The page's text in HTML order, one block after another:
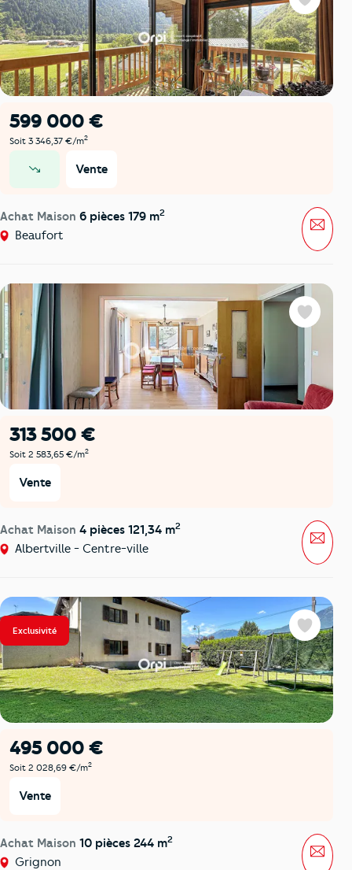
599 000 €
Soit 3 346,37 €/m2
Vente
Achat Maison 6 pièces 179 m2
Beaufort
Favoris
313 500 €
Soit 2 583,65 €/m2
Vente
Achat Maison 4 pièces 121,34 m2
Albertville - Centre-ville
Favoris
Exclusivité
495 000 €
Soit 2 028,69 €/m2
Vente
Achat Maison 10 pièces 244 m2
Grignon
Favoris